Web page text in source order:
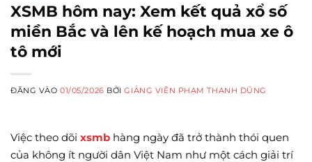
XSMB hôm nay: Xem kết quả xổ số
miền Bắc và lên kế hoạch mua xe ô
tô mới
ĐĂNG VÀO01/05/2026 BỞIGIẢNG VIÊN PHẠM THANH DŨNG
Việc theo dõi xsmb hàng ngày đã trở thành thói quen
của không ít người dân Việt Nam như một cách giải trí